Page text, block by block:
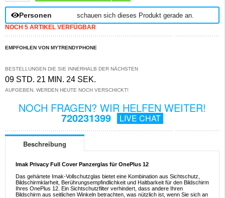
Personen schauen sich dieses Produkt gerade an.
NOCH 5 ARTIKEL VERFÜGBAR
EMPFOHLEN VON MYTRENDYPHONE
BESTELLUNGEN DIE SIE INNERHALB DER NÄCHSTEN
09 STD. 21 MIN. 24 SEK.
AUFGEBEN, WERDEN HEUTE NOCH VERSCHICKT!
NOCH FRAGEN? WIR HELFEN WEITER!
720231399 LIVE CHAT
Beschreibung
Imak Privacy Full Cover Panzerglas für OnePlus 12
Das gehärtete Imak-Vollschutzglas bietet eine Kombination aus Sichtschutz,
Bildschirmklarheit, Berührungsempfindlichkeit und Haltbarkeit für den Bildschirm
Ihres OnePlus 12. Ein Sichtschutzfilter verhindert, dass andere Ihren
Bildschirm aus seitlichen Winkeln betrachten, was nützlich ist, wenn Sie sich an